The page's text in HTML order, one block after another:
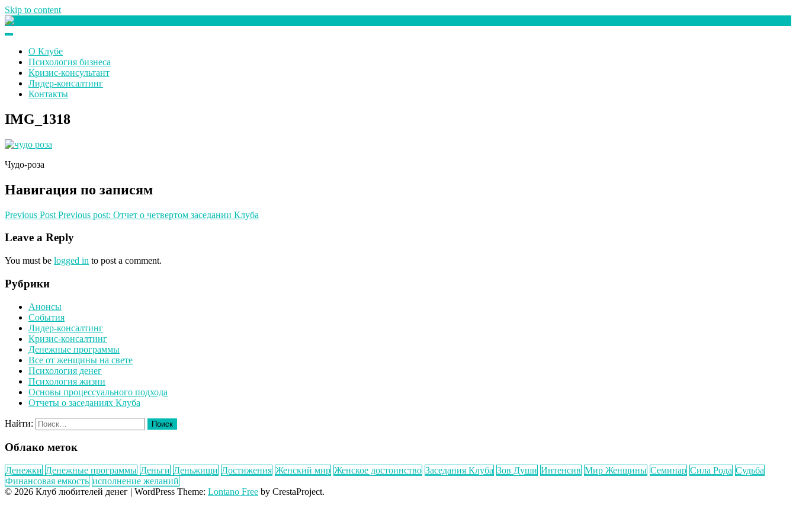
Skip to content
О Клубе
Психология бизнеса
Кризис-консультант
Лидер-консалтинг
Контакты
IMG_1318
Чудо-роза
Навигация по записям
Previous Post Previous post: Отчет о четвертом заседании Клуба
Leave a Reply
You must be logged in to post a comment.
Рубрики
Анонсы
События
Лидер-консалтинг
Кризис-консалтинг
Денежные программы
Все от женщины на свете
Психология денег
Психология жизни
Основы процессуального подхода
Отчеты о заседаниях Клуба
Найти:
Облако меток
Денежки Денежные программы Деньги Деньжищи Достижения Женский мир Женское достоинство Заседания Клуба Зов Души Интенсив Мир Женщины Семинар Сила Рода Судьба
Финансовая емкость исполнение желаний
© 2026 Клуб любителей денег | WordPress Theme: Lontano Free by CrestaProject.